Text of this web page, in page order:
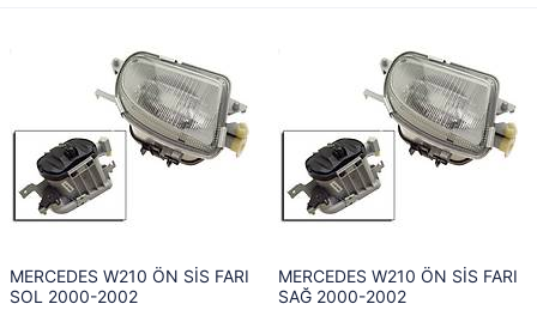
MERCEDES W210 ÖN SİS FARI
SOL 2000-2002
MERCEDES W210 ÖN SİS FARI
SAĞ 2000-2002